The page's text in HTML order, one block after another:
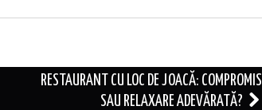
RESTAURANT CU LOC DE JOACĂ: COMPROMIS
SAU RELAXARE ADEVĂRATĂ?